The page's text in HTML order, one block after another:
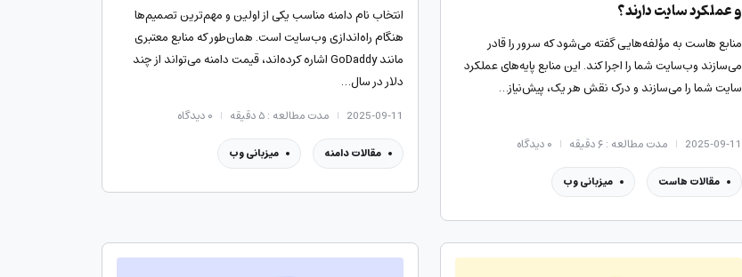
و عملکرد سایت دارند؟
منابع هاست به مؤلفه‌هایی گفته می‌شود که سرور را قادر
می‌سازند وب‌سایت شما را اجرا کند. این منابع پایه‌های عملکرد
سایت شما را می‌سازند و درک نقش هر یک، پیش‌نیاز…
2025-09-11 مدت مطالعه : ۶ دقیقه ۰دیدگاه
مقالات هاست میزبانی وب
انتخاب نام دامنه مناسب یکی از اولین و مهم‌ترین تصمیم‌ها
هنگام راه‌اندازی وب‌سایت است. همان‌طور که منابع معتبری
مانند GoDaddy اشاره کرده‌اند، قیمت دامنه می‌تواند از چند
دلار در سال…
2025-09-11 مدت مطالعه : ۵ دقیقه ۰دیدگاه
مقالات دامنه میزبانی وب